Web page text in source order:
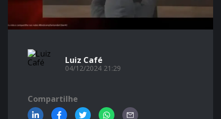
Luiz Café
04/12/2024 21:29
Compartilhe